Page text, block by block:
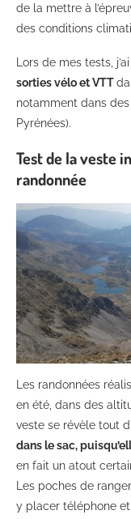
de la mettre à
des conditions
Lors de mes tests,
sorties vélo et VTT
notamment dans
Pyrénées).
Test de la veste
randonnée
Les randonnées
en été, dans des
veste se révèle tout
dans le sac,
en fait un atout
Les poches de
y placer téléphone et